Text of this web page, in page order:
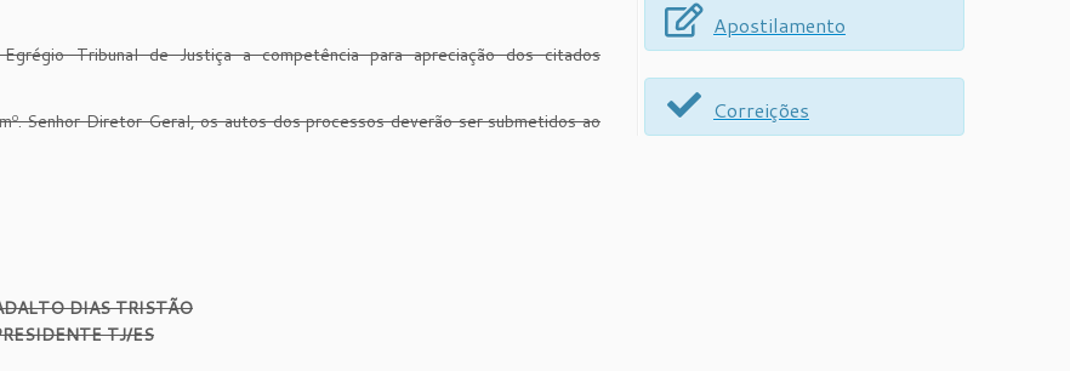
Tribunal de Justiça a competência para apreciação dos citados
Senhor Diretor Geral, os autos dos processos deverão ser submetidos ao
DIAS TRISTÃO
TJ/ES
Apostilamento
Correições